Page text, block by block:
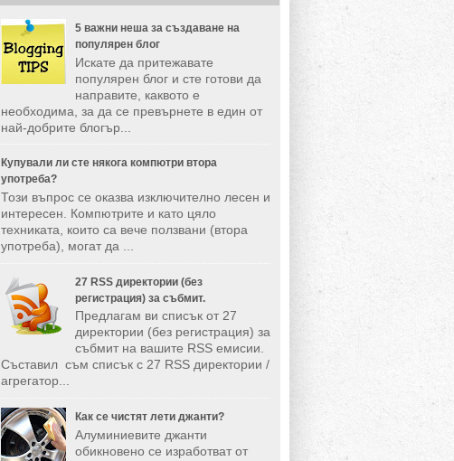
5 важни неша за създаване на
популярен блог
Искате да притежавате
популярен блог и сте готови да
направите, каквото е
необходима, за да се превърнете в един от
най-добрите блогър...
Купували ли сте някога компютри втора
употреба?
Този въпрос се оказва изключително лесен и
интересен. Компютрите и като цяло
техниката, които са вече ползвани (втора
употреба), могат да ...
27 RSS директории (без
регистрация) за събмит.
Предлагам ви списък от 27
директории (без регистрация) за
събмит на вашите RSS емисии.
Съставил съм списък с 27 RSS директории /
агрегатор...
Как се чистят лети джанти?
Алуминиевите джанти
обикновено се изработват от